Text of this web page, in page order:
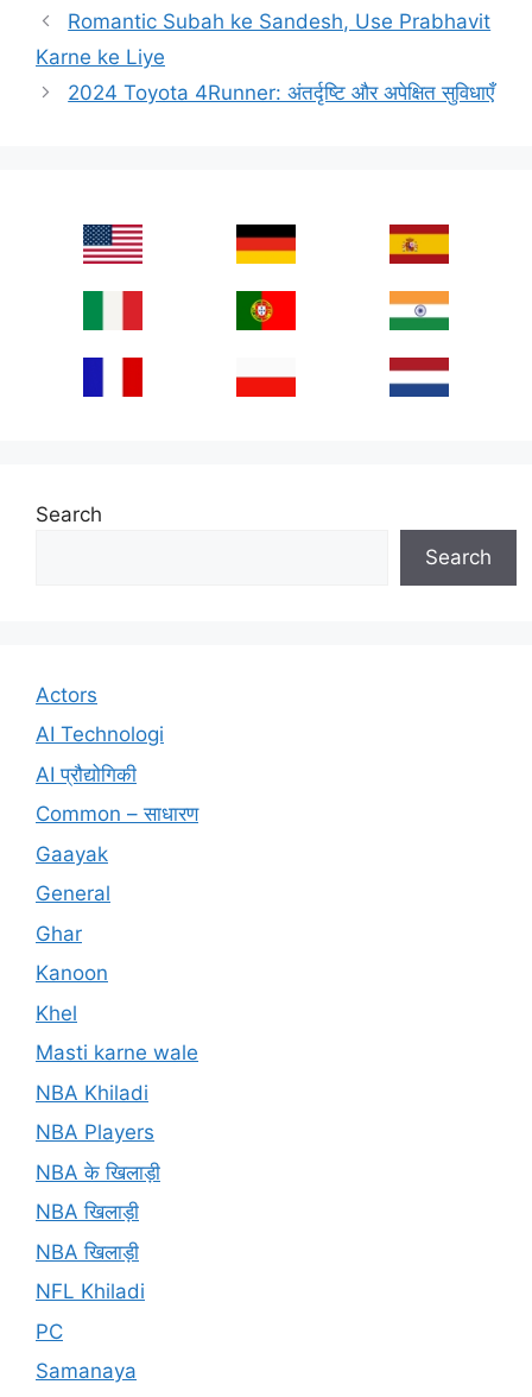
Romantic Subah ke Sandesh, Use Prabhavit
Karne ke Liye
2024 Toyota 4Runner: अंतर्दृष्टि और अपेक्षित सुविधाएँ
Search
Search
Actors
AI Technologi
AI प्रौद्योगिकी
Common – साधारण
Gaayak
General
Ghar
Kanoon
Khel
Masti karne wale
NBA Khiladi
NBA Players
NBA के खिलाड़ी
NBA खिलाड़ी
NBA खिलाड़ी
NFL Khiladi
PC
Samanaya